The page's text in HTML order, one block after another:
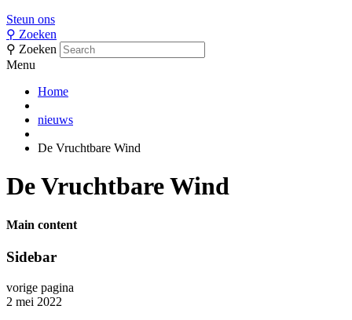
Steun ons
⚲ Zoeken
⚲ Zoeken
Menu
Home
nieuws
De Vruchtbare Wind
De Vruchtbare Wind
Main content
Sidebar
vorige pagina
2 mei 2022